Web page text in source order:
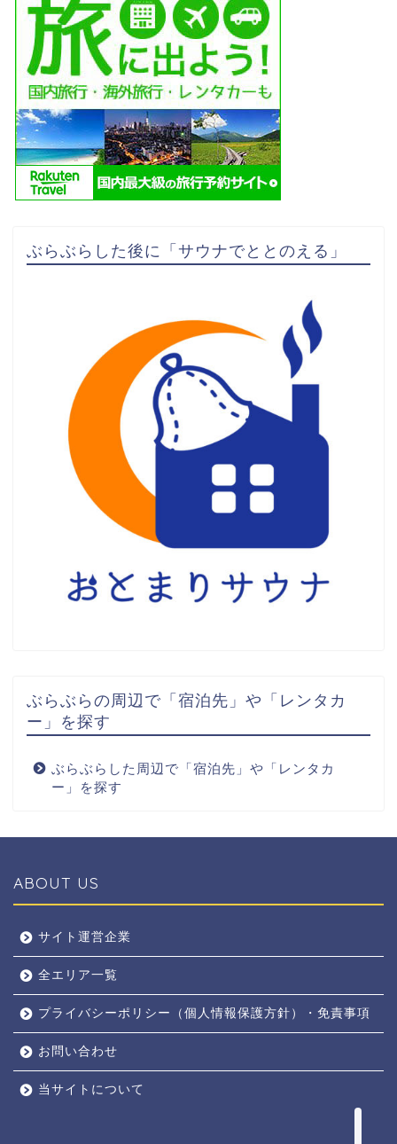
ぶらぶらした後に「サウナでととのえる」
ぶらぶらの周辺で「宿泊先」や「レンタカ
ー」を探す
ぶらぶらした周辺で「宿泊先」や「レンタカ
ー」を探す
ABOUT US
サイト運営企業
全エリア一覧
プライバシーポリシー（個人情報保護方針）・免責事項
お問い合わせ
当サイトについて
奈良